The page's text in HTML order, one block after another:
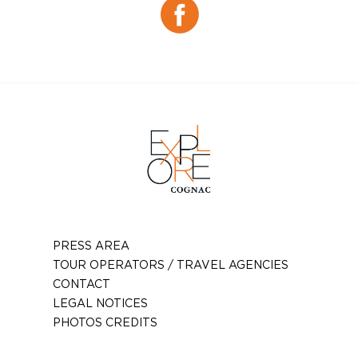
PRESS AREA
TOUR OPERATORS / TRAVEL AGENCIES
CONTACT
LEGAL NOTICES
PHOTOS CREDITS